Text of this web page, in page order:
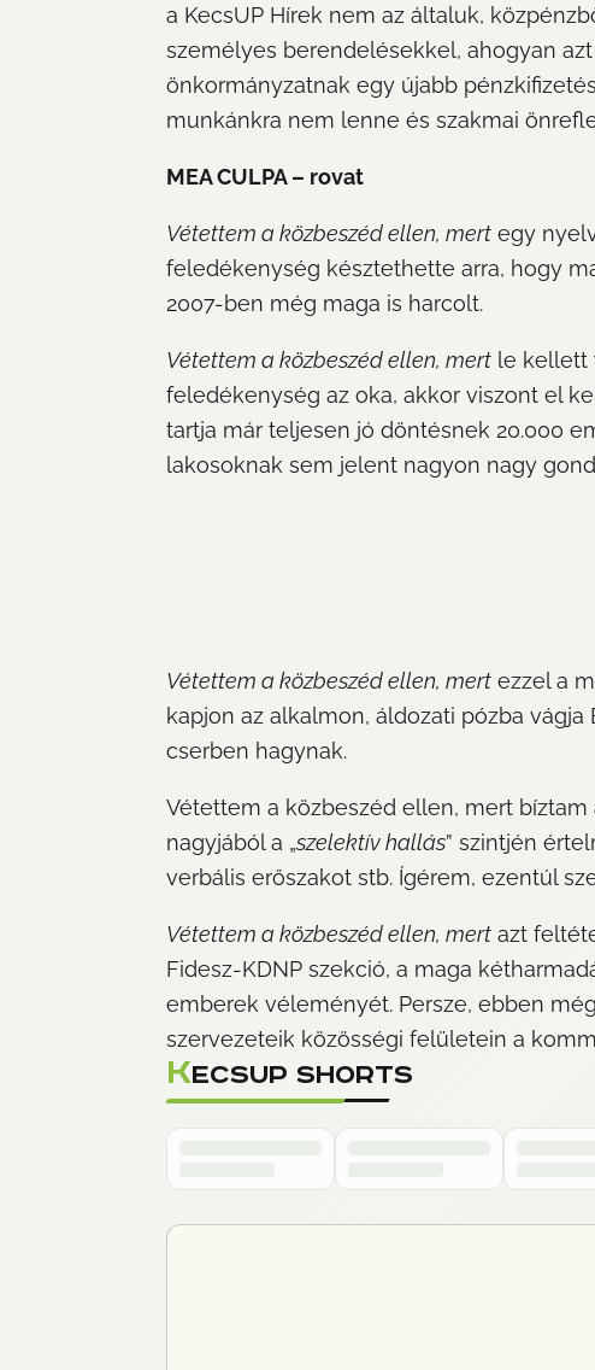
a KecsUP Hírek nem az általuk,
személyes berendelésekkel, ahogyan
önkormányzatnak egy újabb
munkánkra nem lenne és szakmai
MEA CULPA – rovat
Vétettem a közbeszéd ellen, mert egy
feledékenység késztethette arra, hogy
2007-ben még maga is harcolt.
Vétettem a közbeszéd ellen, mert le kellett
feledékenység az oka, akkor viszont el
tartja már teljesen jó döntésnek 20.000
lakosoknak sem jelent nagyon nagy
Vétettem a közbeszéd ellen, mert ezzel a
kapjon az alkalmon, áldozati pózba
cserben hagynak.
Vétettem a közbeszéd ellen, mert
nagyjából a „szelektív hallás” szintjén
verbális erőszakot stb. Ígérem, ezentúl
Vétettem a közbeszéd ellen, mert azt
Fidesz-KDNP szekció, a maga
emberek véleményét. Persze, ebben
szervezeteik közösségi felületein a
KECSUP SHORTS